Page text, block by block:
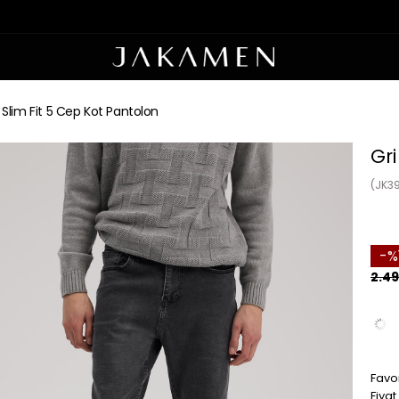
Slim Fit 5 Cep Kot Pantolon